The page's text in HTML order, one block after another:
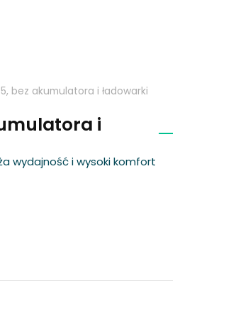
bez akumulatora i ładowarki
i
wydajność i wysoki komfort